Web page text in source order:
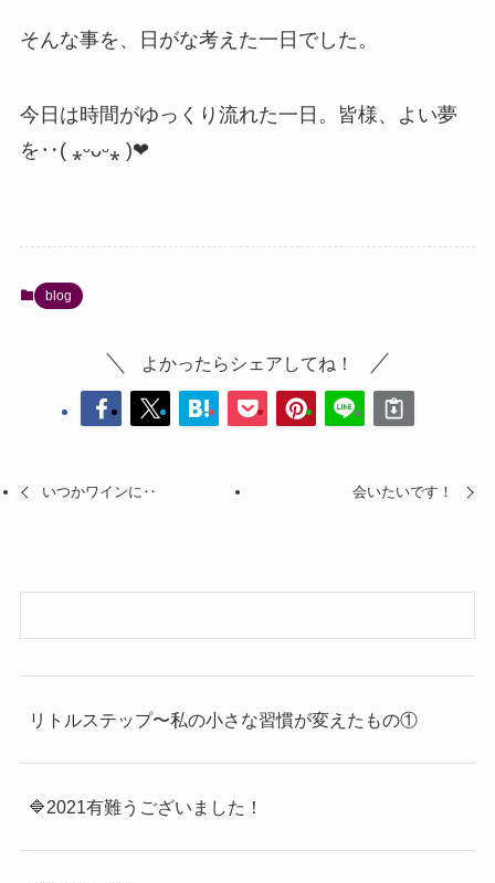
そんな事を、日がな考えた一日でした。
今日は時間がゆっくり流れた一日。皆様、よい夢
を‥( ⁎ᵕᴗᵕ⁎ )❤︎
blog
よかったらシェアしてね！
いつかワインに‥ 会いたいです！
リトルステップ〜私の小さな習慣が変えたもの①
🔷2021有難うございました！